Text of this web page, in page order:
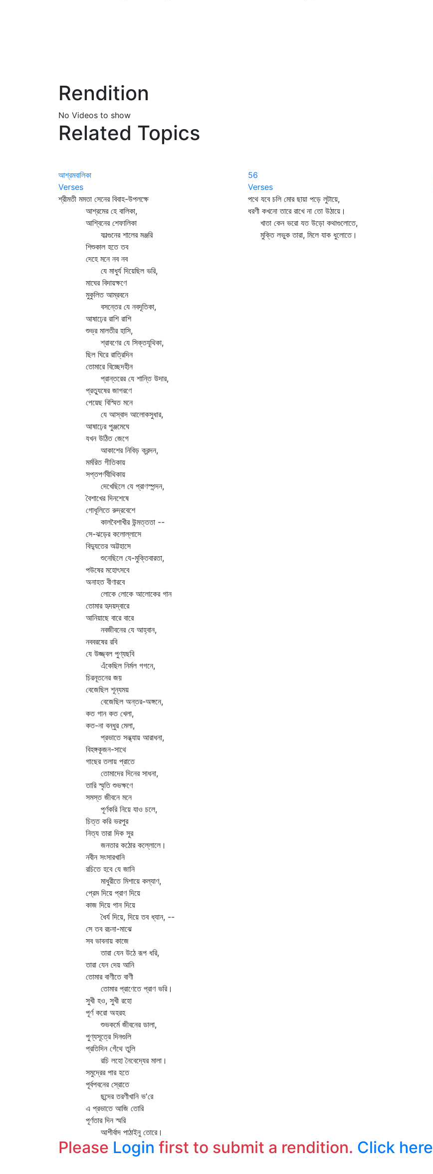
Rendition
No Videos to show
Related Topics
আশ্রমবালিকা
Verses
শ্রীমতী মমতা সেনের বিবাহ-উপলক্ষে
আশ্রমের হে বালিকা,
আশ্বিনের শেফালিকা
ফাল্গুনের শালের মঞ্জরি
শিশুকাল হতে তব
দেহে মনে নব নব
যে মাধুর্য দিয়েছিল ভরি,
মাঘের বিদায়ক্ষণে
মুকুলিত আম্রবনে
বসন্তের যে নবদূতিকা,
আষাঢ়ের রাশি রাশি
শুভ্র মালতীর হাসি,
শ্রাবণের যে সিক্তযূথিকা,
ছিল ঘিরে রাত্রিদিন
তোমারে বিচ্ছেদহীন
প্রান্তরের যে শান্তি উদার,
প্রত্যুষের জাগরণে
পেয়েছ বিস্মিত মনে
যে আস্বাদ আলোকসুধার,
আষাঢ়ের পুঞ্জমেঘে
যখন উঠিত জেগে
আকাশের নিবিড় ক্রন্দন,
মর্মরিত গীতিকায়
সপ্তপর্ণবীথিকায়
দেখেছিলে যে প্রাণস্পন্দন,
বৈশাখের দিনশেষে
গোধূলিতে রুদ্রবেশে
কালবৈশাখীর উন্মত্ততা --
সে-ঝড়ের কলোল্লাসে
বিদ্যুতের অট্টহাসে
শুনেছিলে যে-মুক্তিবারতা,
পউষের মহোৎসবে
অনাহত বীণারবে
লোকে লোকে আলোকের গান
তোমার হৃদয়দ্বারে
আনিয়াছে বারে বারে
নবজীবনের যে আহ্বান,
নববরষের রবি
যে উজ্জ্বল পুণ্যছবি
এঁকেছিল নির্মল গগনে,
চিরনূতনের জয়
বেজেছিল শূন্যময়
বেজেছিল অন্তর-অঙ্গনে,
কত গান কত খেলা,
কত-না বন্ধুর মেলা,
প্রভাতে সন্ধ্যায় আরাধনা,
বিহঙ্গকূজন-সাথে
গাছের তলায় প্রাতে
তোমাদের দিনের সাধনা,
তারি স্মৃতি শুভক্ষণে
সমস্ত জীবনে মনে
পূর্ণকরি নিয়ে যাও চলে,
চিত্ত করি ভরপুর
নিত্য তারা দিক সুর
জনতার কঠোর কল্লোলে।
নবীন সংসারখানি
রচিতে হবে যে জানি
মাধুরীতে মিশায়ে কল্যাণ,
প্রেম দিয়ে প্রাণ দিয়ে
কাজ দিয়ে গান দিয়ে
ধৈর্য দিয়ে, দিয়ে তব ধ্যান, --
সে তব রচনা-মাঝে
সব ভাবনায় কাজে
তারা যেন উঠে রূপ ধরি,
তারা যেন দেয় আনি
তোমার বাণীতে বাণী
তোমার প্রাণেতে প্রাণ ভরি।
সুখী হও, সুখী রহো
পূর্ণ করো অহরহ
শুভকর্মে জীবনের ডালা,
পুণ্যসূত্রে দিনগুলি
প্রতিদিন গেঁথে তুলি
রচি লহো নৈবেদ্যের মালা।
সমুদ্রের পার হতে
পূর্বপবনের স্রোতে
ছন্দের তরণীখানি ভ'রে
এ প্রভাতে আজি তোরি
পূর্ণতার দিন স্মরি
আশীর্বাদ পাঠাইনু তোরে।
56
Verses
পথে যবে চলি মোর ছায়া পড়ে লুটায়ে,
ধরণী কখনো তারে রাখে না তো উঠায়ে।
খাতা কেন ভরো যত উড়ো কথাগুলোতে,
মুক্তি লভুক তারা, মিলে যাক ধুলোতে।
Please Login first to submit a rendition. Click here